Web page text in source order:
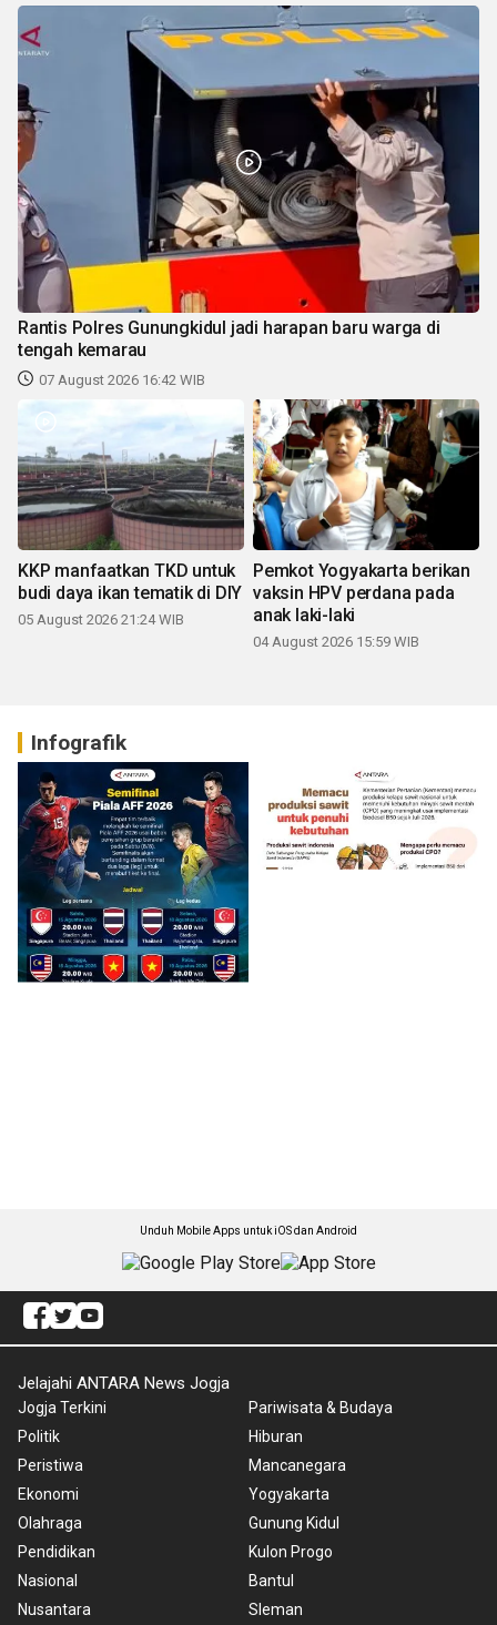
Rantis Polres Gunungkidul jadi harapan baru warga di
tengah kemarau
07 August 2026 16:42 WIB
KKP manfaatkan TKD untuk
budi daya ikan tematik di DIY
05 August 2026 21:24 WIB
Pemkot Yogyakarta berikan
vaksin HPV perdana pada
anak laki-laki
04 August 2026 15:59 WIB
Infografik
Unduh Mobile Apps untuk iOS dan Android
Jelajahi ANTARA News Jogja
Jogja Terkini
Politik
Peristiwa
Ekonomi
Olahraga
Pendidikan
Nasional
Nusantara
Pariwisata & Budaya
Hiburan
Mancanegara
Yogyakarta
Gunung Kidul
Kulon Progo
Bantul
Sleman